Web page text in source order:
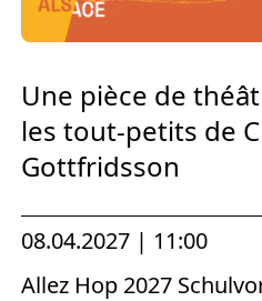
Une pièce de
les tout-petits de
Gottfridsson
08.04.2027 | 11:00
Allez Hop 2027